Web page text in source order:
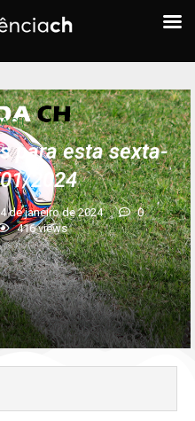
CH
para esta sexta-
2024
4 de janeiro de 2024
0
416views